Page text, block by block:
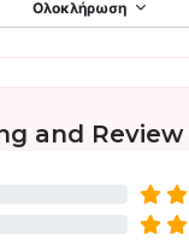
Ολοκλήρωση
Rating and Review
and Review